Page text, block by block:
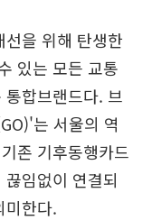
을 위해 탄생한
있는 모든 교통
합브랜드다. 브
는 서울의 역
존 기후동행카드
임없이 연결되
미한다.